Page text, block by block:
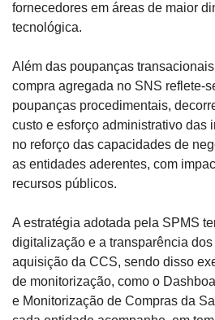
fornecedores em áreas de maior
tecnológica.
Além das poupanças
compra agregada no SNS reflete-
poupanças procedimentais,
custo e esforço administrativo das
no reforço das capacidades de
as entidades aderentes, com
recursos públicos.
A estratégia adotada pela SPMS
digitalização e a transparência
aquisição da CCS, sendo disso
de monitorização, como o
e Monitorização de Compras da